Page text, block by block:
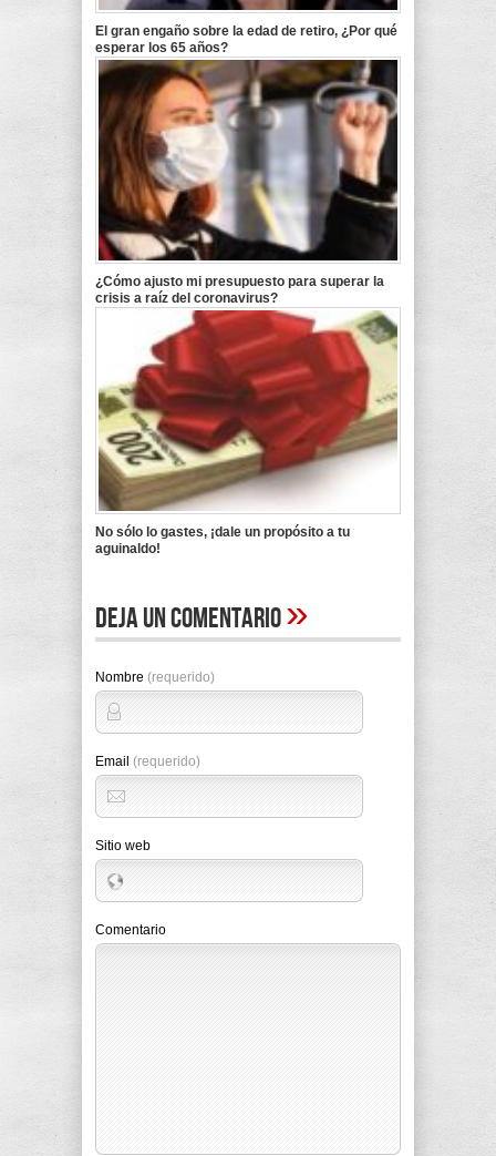
El gran engaño sobre la edad de retiro, ¿Por qué
esperar los 65 años?
¿Cómo ajusto mi presupuesto para superar la
crisis a raíz del coronavirus?
No sólo lo gastes, ¡dale un propósito a tu
aguinaldo!
Deja un comentario»
Nombre (requerido)
Email (requerido)
Sitio web
Comentario